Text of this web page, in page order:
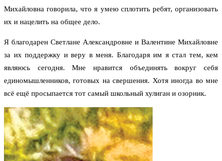
Михайловна говорила, что я умею сплотить ребят, организовать
их и нацелить на общее дело.
Я благодарен Светлане Александровне и Валентине Михайловне
за их поддержку и веру в меня. Благодаря им я стал тем, кем
являюсь сегодня. Мне нравится объединять вокруг себя
единомышленников, готовых на свершения. Хотя иногда во мне
всё ещё просыпается тот самый школьный хулиган и озорник.